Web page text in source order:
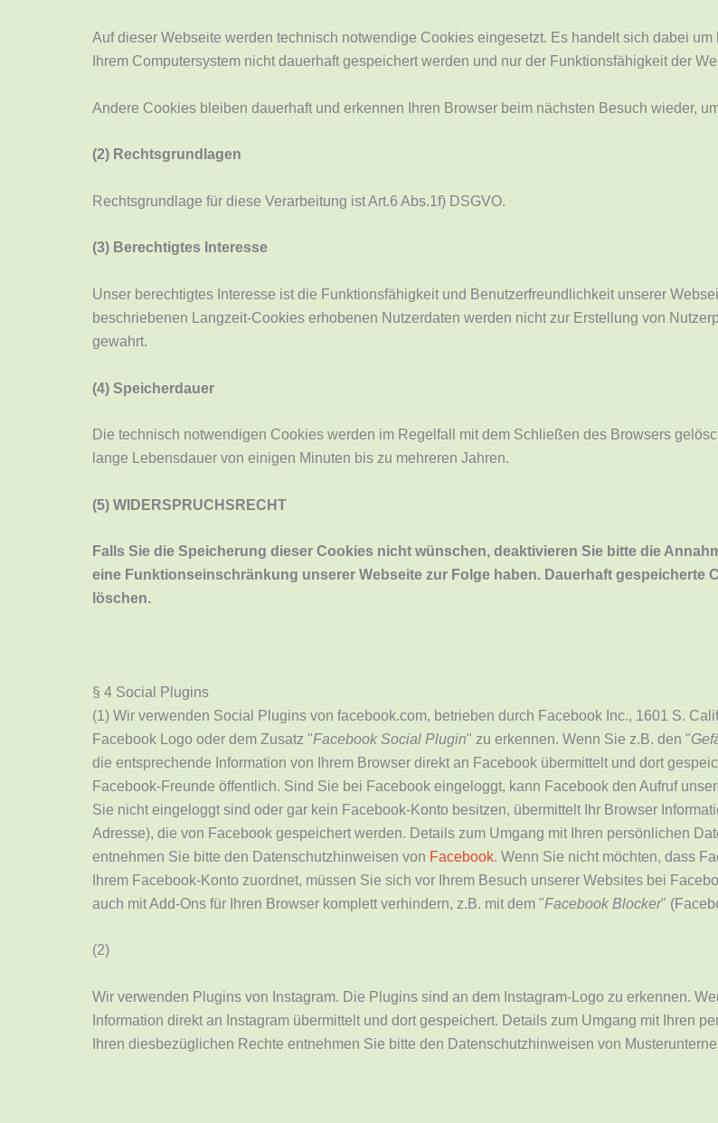
Auf dieser Webseite werden technisch notwendige Cookies eingesetzt. Es handelt sich dabei
Ihrem Computersystem nicht dauerhaft gespeichert werden und nur der Funktionsfähigkeit der
Andere Cookies bleiben dauerhaft und erkennen Ihren Browser beim nächsten Besuch wieder,
(2) Rechtsgrundlagen
Rechtsgrundlage für diese Verarbeitung ist Art.6 Abs.1f) DSGVO.
(3) Berechtigtes Interesse
Unser berechtigtes Interesse ist die Funktionsfähigkeit und Benutzerfreundlichkeit unserer
beschriebenen Langzeit-Cookies erhobenen Nutzerdaten werden nicht zur Erstellung von
gewahrt.
(4) Speicherdauer
Die technisch notwendigen Cookies werden im Regelfall mit dem Schließen des Browsers
lange Lebensdauer von einigen Minuten bis zu mehreren Jahren.
(5) WIDERSPRUCHSRECHT
Falls Sie die Speicherung dieser Cookies nicht wünschen, deaktivieren Sie bitte die
eine Funktionseinschränkung unserer Webseite zur Folge haben. Dauerhaft gespeicherte
löschen.
§ 4 Social Plugins
(1) Wir verwenden Social Plugins von facebook.com, betrieben durch Facebook Inc., 1601 S.
Facebook Logo oder dem Zusatz "Facebook Social Plugin" zu erkennen. Wenn Sie z.B. den "
die entsprechende Information von Ihrem Browser direkt an Facebook übermittelt und dort
Facebook-Freunde öffentlich. Sind Sie bei Facebook eingeloggt, kann Facebook den Aufruf
Sie nicht eingeloggt sind oder gar kein Facebook-Konto besitzen, übermittelt Ihr Browser
Adresse), die von Facebook gespeichert werden. Details zum Umgang mit Ihren persönlichen
entnehmen Sie bitte den Datenschutzhinweisen von Facebook. Wenn Sie nicht möchten, dass
Ihrem Facebook-Konto zuordnet, müssen Sie sich vor Ihrem Besuch unserer Websites bei
auch mit Add-Ons für Ihren Browser komplett verhindern, z.B. mit dem "Facebook Blocker"
(2)
Wir verwenden Plugins von Instagram. Die Plugins sind an dem Instagram-Logo zu erkennen.
Information direkt an Instagram übermittelt und dort gespeichert. Details zum Umgang mit Ihren
Ihren diesbezüglichen Rechte entnehmen Sie bitte den Datenschutzhinweisen von